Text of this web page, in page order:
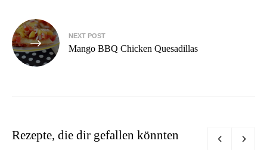
NEXT POST
Mango BBQ Chicken Quesadillas
Rezepte, die dir gefallen könnten